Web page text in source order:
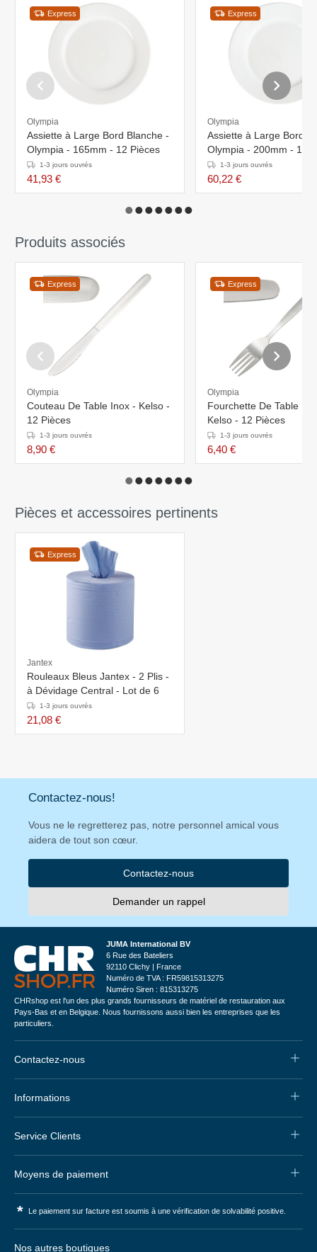
Express
Olympia
Assiette à Large Bord Blanche -
Olympia - 165mm - 12 Pièces
1-3 jours ouvrés
41,93 €
Express
Olympia
Assiette à Large Bord
Olympia - 200mm - 12
1-3 jours ouvrés
60,22 €
Produits associés
Express
Olympia
Couteau De Table Inox - Kelso -
12 Pièces
1-3 jours ouvrés
8,90 €
Express
Olympia
Fourchette De Table
Kelso - 12 Pièces
1-3 jours ouvrés
6,40 €
Pièces et accessoires pertinents
Express
Jantex
Rouleaux Bleus Jantex - 2 Plis -
à Dévidage Central - Lot de 6
1-3 jours ouvrés
21,08 €
Contactez-nous!
Vous ne le regretterez pas, notre personnel amical vous
aidera de tout son cœur.
Contactez-nous
Demander un rappel
JUMA International BV
6 Rue des Bateliers
92110 Clichy | France
Numéro de TVA : FR59815313275
Numéro Siren : 815313275
CHRshop est l'un des plus grands fournisseurs de matériel de restauration aux
Pays-Bas et en Belgique. Nous fournissons aussi bien les entreprises que les
particuliers.
Contactez-nous
Informations
Service Clients
Moyens de paiement
* Le paiement sur facture est soumis à une vérification de solvabilité positive.
Nos autres boutiques